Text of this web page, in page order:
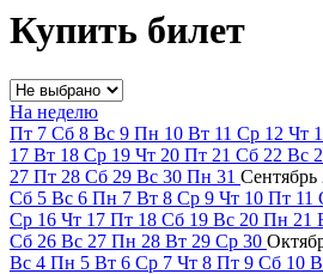
Купить билет
На неделю
Пт 7 Сб 8 Вс 9 Пн 10 Вт 11 Ср 12 Чт
17 Вт 18 Ср 19 Чт 20 Пт 21 Сб 22 Вс
27 Пт 28 Сб 29 Вс 30 Пн 31 Сентябрь
Сб 5 Вс 6 Пн 7 Вт 8 Ср 9 Чт 10 Пт 11
Ср 16 Чт 17 Пт 18 Сб 19 Вс 20 Пн 21
Сб 26 Вс 27 Пн 28 Вт 29 Ср 30
Вс 4 Пн 5 Вт 6 Ср 7 Чт 8 Пт 9 Сб 10